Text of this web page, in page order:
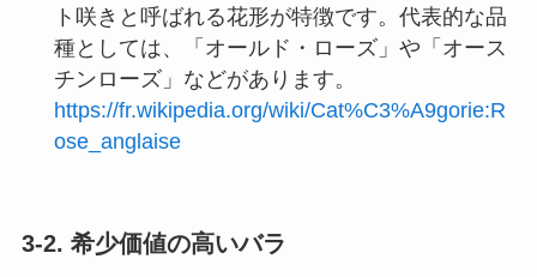
ト咲きと呼ばれる花形が特徴です。代表的な品
種としては、「オールド・ローズ」や「オース
チンローズ」などがあります。
https://fr.wikipedia.org/wiki/Cat%C3%A9gorie:R
ose_anglaise
3-2. 希少価値の高いバラ